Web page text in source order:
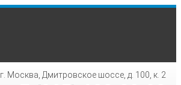
г. Москва, Дмитровское шоссе, д. 100, к. 2